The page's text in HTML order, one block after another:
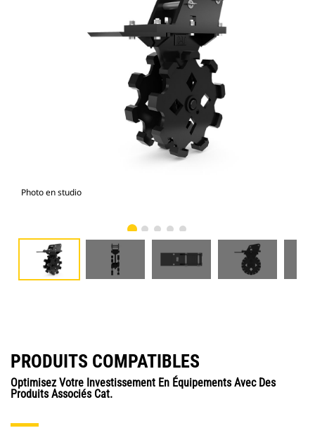
Photo en studio
PRODUITS COMPATIBLES
Optimisez Votre Investissement En Équipements Avec Des
Produits Associés Cat.